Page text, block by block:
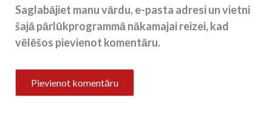
Saglabājiet manu vārdu, e-pasta adresi un vietni
šajā pārlūkprogrammā nākamajai reizei, kad
vēlēšos pievienot komentāru.